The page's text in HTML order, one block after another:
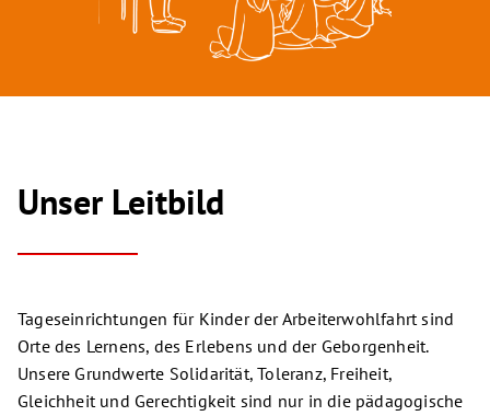
Unser Leitbild
Tageseinrichtungen für Kinder der Arbeiterwohlfahrt sind
Orte des Lernens, des Erlebens und der Geborgenheit.
Unsere Grundwerte Solidarität, Toleranz, Freiheit,
Gleichheit und Gerechtigkeit sind nur in die pädagogische